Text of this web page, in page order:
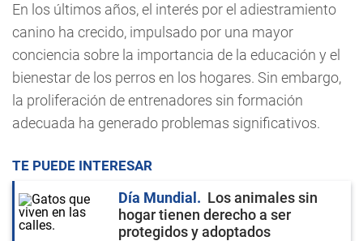
En los últimos años, el interés por el adiestramiento
canino ha crecido, impulsado por una mayor
conciencia sobre la importancia de la educación y el
bienestar de los perros en los hogares. Sin embargo,
la proliferación de entrenadores sin formación
adecuada ha generado problemas significativos.
TE PUEDE INTERESAR
Día Mundial
Los animales sin
hogar tienen derecho a ser
protegidos y adoptados